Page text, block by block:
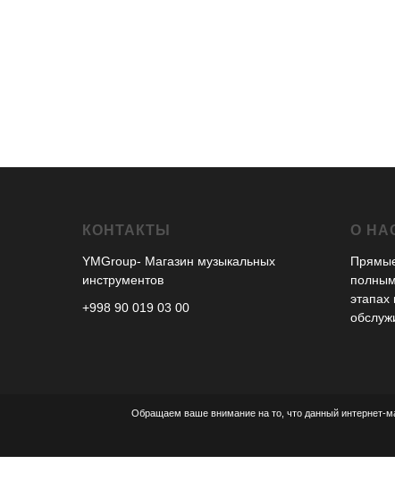
КОНТАКТЫ
YMGroup- Магазин музыкальных
инструментов
+998 90 019 03 00
О
этапах
Обращаем ваше внимание на то, что данный интернет-